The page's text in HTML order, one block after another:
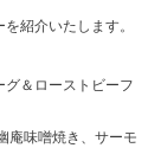
紹介いたします。
＆ローストビーフ
庵味噌焼き、サーモ